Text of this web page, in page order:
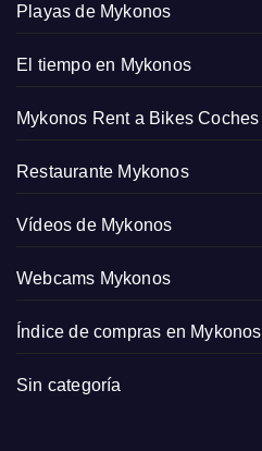
Playas de Mykonos
El tiempo en Mykonos
Mykonos Rent a Bikes Coches
Restaurante Mykonos
Vídeos de Mykonos
Webcams Mykonos
Índice de compras en Mykonos
Sin categoría